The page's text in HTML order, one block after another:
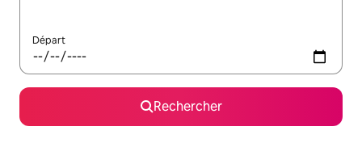
Départ
Rechercher